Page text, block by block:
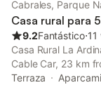
Cabrales, Parque
Casa rural para
9.2Fantástico⋅
Casa Rural La
Cable Car, 23 km
from Santa Maria
Terraza